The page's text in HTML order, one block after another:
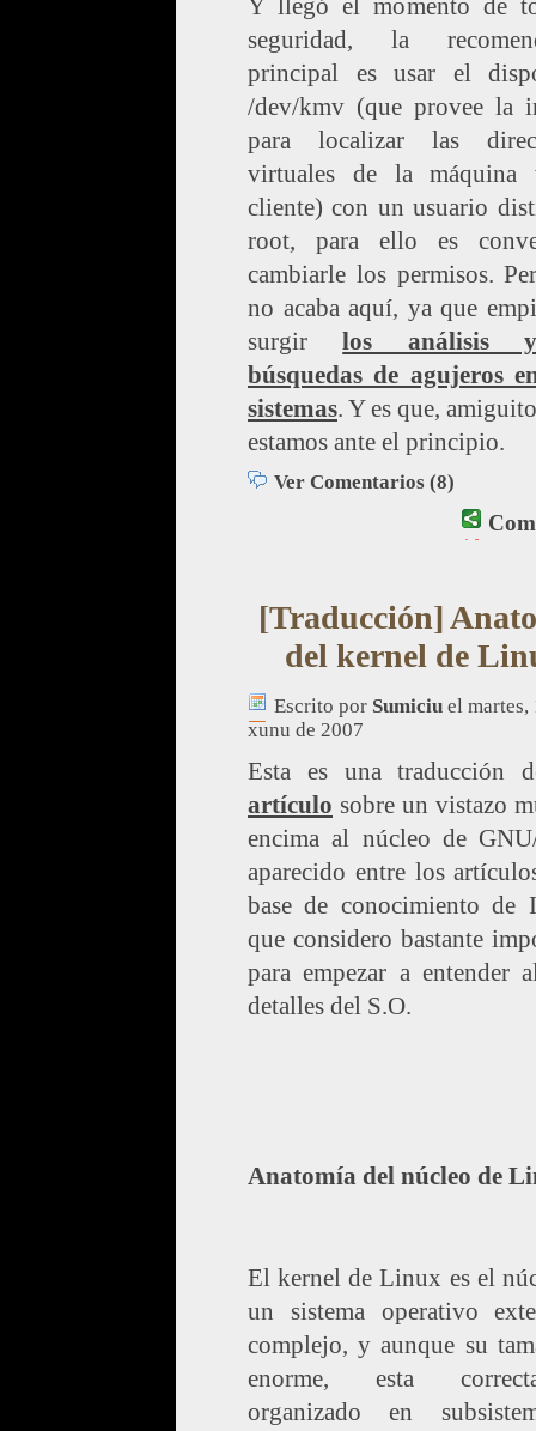
Y llegó el momento de
seguridad, la
principal es usar el
/dev/kmv (que provee la
para localizar las
virtuales de la máquina
cliente) con un usuario
root, para ello es
cambiarle los permisos.
no acaba aquí, ya que
surgirlos análisis
búsquedas de agujeros
sistemas. Y es que,
estamos ante el principio.
Ver Comentarios (8)
[Traducción]
del kernel de
Escrito por Sumiciu el martes,
xunu de 2007
Esta es una traducción
artículo sobre un vistazo
encima al núcleo de
aparecido entre los
base de conocimiento de
que considero bastante
para empezar a entender
detalles del S.O.
Anatomía del núcleo de
El kernel de Linux es el
un sistema operativo
complejo, y aunque su
enorme, esta
organizado en